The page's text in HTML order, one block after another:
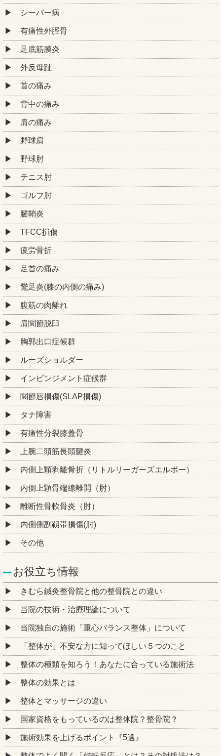
シーバー病
有痛性外脛骨
足底筋膜炎
外反母趾
首の痛み
背中の痛み
肩の痛み
野球肩
野球肘
テニス肘
ゴルフ肘
腱鞘炎
TFCC損傷
疲労骨折
足首の痛み
鵞足炎(膝の内側の痛み)
腹筋の肉離れ
肩関節脱臼
胸郭出口症候群
ルーズショルダー
インピンジメント症候群
関節唇損傷(SLAP損傷)
タナ障害
有痛性分裂膝蓋骨
上腕二頭筋長頭腱炎
内側上顆剥離骨折（リトルリーガーズエルボー）
内側上顆骨端線離開（肘）
離断性骨軟骨炎（肘）
内側側副靱帯損傷(肘)
その他
お役立ち情報
きむら鍼灸整骨院と他の整骨院との違い
当院の技術・治療理論について
当院独自の施術「重心バランス整体」について
「整体が」不安な方に知ってほしい５つのこと
整体の種類を知ろう！あなたに合っている施術法
整体の効果とは
整体とマッサージの違い
国家資格をもっているのは整体院？整骨院？
施術効果を上げるポイント『5選』